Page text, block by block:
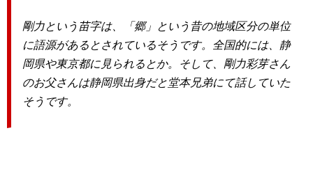
剛力という苗字は、「郷」という昔の地域区分の単位
に語源があるとされているそうです。全国的には、静
岡県や東京都に見られるとか。そして、剛力彩芽さん
のお父さんは静岡県出身だと堂本兄弟にて話していた
そうです。